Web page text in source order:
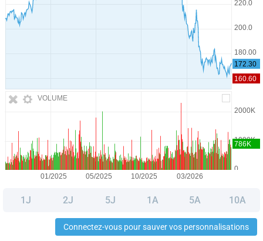
VOLUME
1J 2J 5J 1A 5A 10A
Connectez-vous pour sauver vos personnalisations